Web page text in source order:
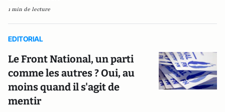
1 min de lecture
EDITORIAL
Le Front National, un parti
comme les autres ? Oui, au
moins quand il s'agit de
mentir